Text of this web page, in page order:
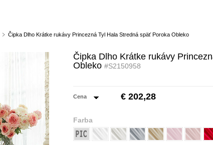
Čipka Dlho Krátke rukávy Princezná Tyl Hala Stredná späť Poroka Obleko
Čipka Dlho Krátke rukávy
Obleko #S2150958
Cena € 202,28
Farba